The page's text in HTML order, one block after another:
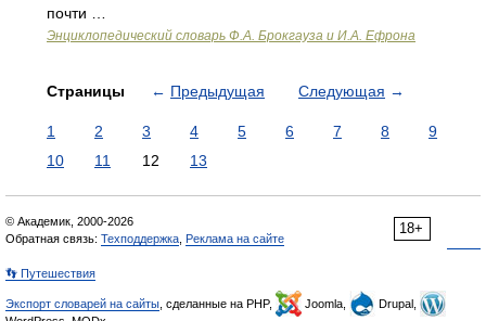
почти …
Энциклопедический словарь Ф.А. Брокгауза и И.А. Ефрона
Страницы ← Предыдущая Следующая →
1 2 3 4 5 6 7 8
9
10
11 12 13
18+
© Академик, 2000-2026
Обратная связь: Техподдержка Реклама на сайте
👣 Путешествия
Экспорт словарей на сайты , сделанные на PHP, Joomla,
Drupal,